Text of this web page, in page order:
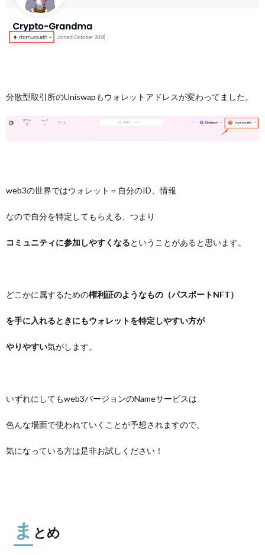
分散型取引所のUniswapもウォレットアドレスが変わってました。
web3の世界ではウォレット＝自分のID、情報
なので自分を特定してもらえる、つまり
コミュニティに参加しやすくなるということがあると思います。
どこかに属するための権利証のようなもの（パスポートNFT）
を手に入れるときにもウォレットを特定しやすい方が
やりやすい気がします。
いずれにしてもweb3バージョンのNameサービスは
色んな場面で使われていくことが予想されますので、
気になっている方は是非お試しください！
ま とめ